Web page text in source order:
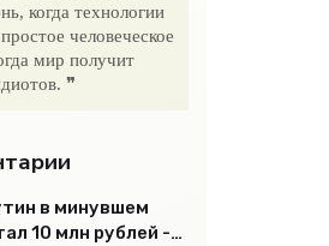
/ Интернет технологии
когда технологии
человеческое
мир получит
❞
в минувшем
10 млн рублей -